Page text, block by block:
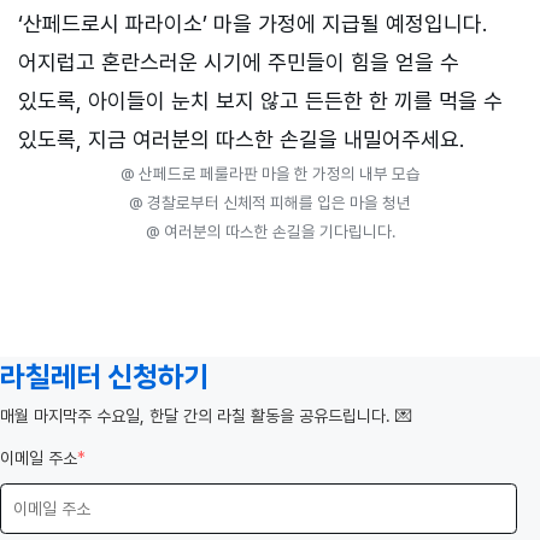
‘산페드로시 파라이소’ 마을 가정에 지급될 예정입니다.
어지럽고 혼란스러운 시기에 주민들이 힘을 얻을 수
있도록, 아이들이 눈치 보지 않고 든든한 한 끼를 먹을 수
있도록, 지금 여러분의 따스한 손길을 내밀어주세요.
@ 산페드로 페룰라판 마을 한 가정의 내부 모습
@ 경찰로부터 신체적 피해를 입은 마을 청년
@ 여러분의 따스한 손길을 기다립니다.
라칠레터 신청하기
️매월 마지막주 수요일, 한달 간의 라칠 활동을 공유드립니다. 💌
이메일 주소*